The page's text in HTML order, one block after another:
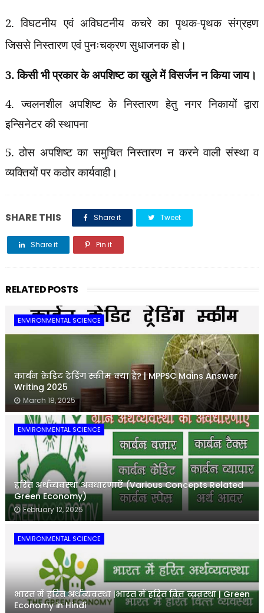
2. विघटनीय एवं अविघटनीय कचरे का पृथक-पृथक संग्रहण
जिससे निस्तारण एवं पुनःचक्रण सुधाजनक हो।
3. किसी भी प्रकार के अपशिष्ट का खुले में विसर्जन न किया जाय।
4. ज्वलनशील अपशिष्ट के निस्तारण हेतु नगर निकायों द्वारा
इन्सिनेटर की स्थापना
5. ठोस अपशिष्ट का समुचित निस्तारण न करने वाली संस्था व
व्यक्तियों पर कठोर कार्यवाही।
SHARE THIS Share it Tweet
Share it Pin it
RELATED POSTS
ENVIRONMENTAL SCIENCE
कार्बन क्रेडिट ट्रेडिंग स्कीम क्या है? | MPPSC Mains Answer
Writing 2025
March 18, 2025
ENVIRONMENTAL SCIENCE
हरित अर्थव्यवस्था अवधारणाएँ (Various Concepts Related
Green Economy)
February 12, 2025
ENVIRONMENTAL SCIENCE
भारत में हरित अर्थव्यवस्था |भारत में हरित वित्त व्यवस्था | Green
Economy in Hindi